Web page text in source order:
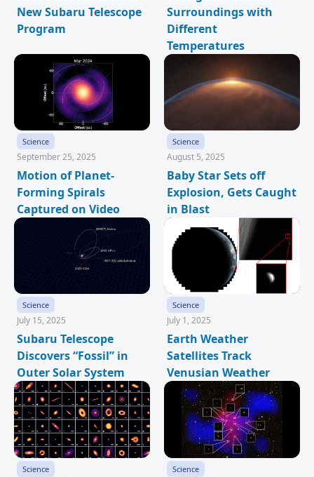
New Subaru Telescope
Program
Surroundings with
Different
Temperatures
Science
September 25, 2025
Motion of Planet-
Forming Spirals
Captured on Video
Science
August 5, 2025
Baby Star Sets off
Explosion, Gets Caught
in Blast
Science
July 15, 2025
Subaru Telescope
Discovers “Fossil” in
Outer Solar System
Science
July 1, 2025
Earth Weather
Satellites Track
Venusian Weather
Science Science